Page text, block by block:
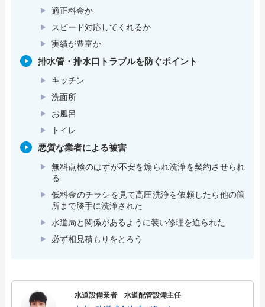
適正料金か
スピード対応してくれるか
実績が豊富か
排水管・排水口トラブルを防ぐポイント
キッチン
洗面所
お風呂
トイレ
悪質な業者による被害
無料点検のはずが不安を煽られ洗浄を契約させられ
る
低料金のチラシを見て高圧洗浄を依頼したら他の箇
所まで勝手に洗浄された
水道局と関係があるように装い修理を迫られた
必ず相見積もりをとろう
水道設備業者 水道配管設備主任